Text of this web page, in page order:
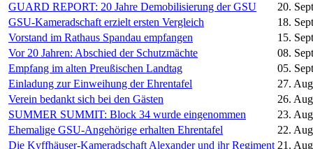
GUARD REPORT: 20 Jahre Demobilisierung der GSU
20.
GSU-Kameradschaft erzielt ersten Vergleich
18.
Vorstand im Rathaus Spandau empfangen
15.
Vor 20 Jahren: Abschied der Schutzmächte
08.
Empfang im alten Preußischen Landtag
05.
Einladung zur Einweihung der Ehrentafel
27.
Verein bedankt sich bei den Gästen
26.
SUMMER SUMMIT: Block 34 wurde eingenommen
23.
Ehemalige GSU-Angehörige erhalten Ehrentafel
22.
Die Kyffhäuser-Kameradschaft Alexander und ihr Regiment 21.